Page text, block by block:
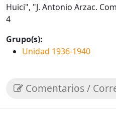
Huici", "J. Antonio Arzac.
4
Grupo(s):
Unidad 1936-1940
Comentarios /